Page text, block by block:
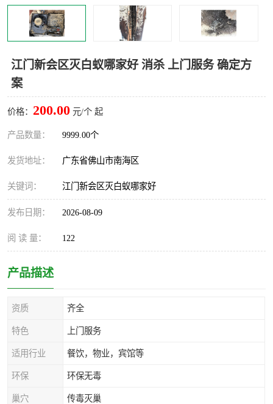
江门新会区灭白蚁哪家好 消杀 上门服务 确定方
案
价格： 200.00 元/个 起
产品数量： 9999.00个
发货地址： 广东省佛山市南海区
关键词： 江门新会区灭白蚁哪家好
发布日期： 2026-08-09
阅 读 量： 122
产品描述
资质 齐全
特色 上门服务
适用行业 餐饮，物业，宾馆等
环保 环保无毒
巢穴 传毒灭巢
害虫防治